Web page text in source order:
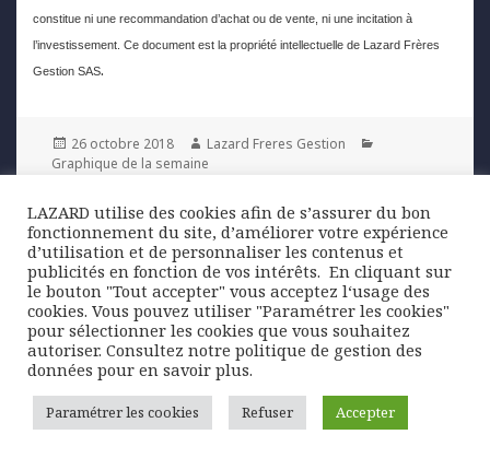
constitue ni une recommandation d’achat ou de vente, ni une incitation à
l’investissement. Ce document est la propriété intellectuelle de Lazard Frères
Gestion SAS.
Posted
on
26 octobre 2018 Author
Lazard Freres Gestion
Graphique de la semaine
Navigation
l’article
PREVIOUS
Previous
post:
Royaume-Uni : un PIB mensuel pour
mieux suivre l’économie
NEXT
Next
post:
Brésil : un ajustement budgétaire en
progrès mais insuffisant
LAZARD utilise des cookies afin de s’assurer du bon
fonctionnement du site, d’améliorer votre expérience
d’utilisation et de personnaliser les contenus et
publicités en fonction de vos intérêts. ​ En cliquant sur
le bouton "Tout accepter" vous acceptez l‘usage des
cookies. Vous pouvez utiliser "Paramétrer les cookies"
pour sélectionner les cookies que vous souhaitez
autoriser. Consultez notre politique de gestion des
données pour en savoir plus.
Paramétrer les cookies Refuser Accepter